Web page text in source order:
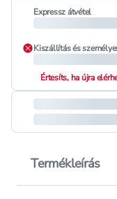
Expressz átvétel
Kiszállítás és
Értesíts, ha újra
Termékleírás